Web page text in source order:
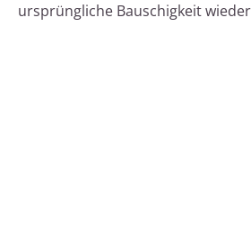
ursprüngliche Bauschigkeit